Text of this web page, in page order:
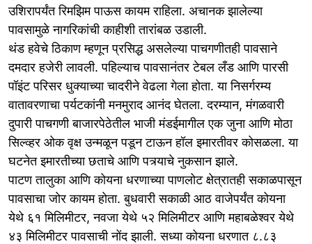
उशिरापर्यंत रिमझिम पाऊस कायम राहिला. अचानक झालेल्या
पावसामुळे नागरिकांची काहीशी तारांबळ उडाली.
थंड हवेचे ठिकाण म्हणून प्रसिद्ध असलेल्या पाचगणीतही पावसाने
दमदार हजेरी लावली. पहिल्याच पावसानंतर टेबल लँड आणि पारसी
पॉइंट परिसर धुक्याच्या चादरीने वेढला गेला होता. या निसर्गरम्य
वातावरणाचा पर्यटकांनी मनमुराद आनंद घेतला. दरम्यान, मंगळवारी
दुपारी पाचगणी बाजारपेठेतील भाजी मंडईमागील एक जुना आणि मोठा
सिल्व्हर ओक वृक्ष उन्मळून पडून टाऊन हॉल इमारतीवर कोसळला. या
घटनेत इमारतीच्या छताचे आणि पत्र्याचे नुकसान झाले.
पाटण तालुका आणि कोयना धरणाच्या पाणलोट क्षेत्रातही सकाळपासून
पावसाचा जोर कायम होता. बुधवारी सकाळी आठ वाजेपर्यंत कोयना
येथे ६१ मिलिमीटर, नवजा येथे ५२ मिलिमीटर आणि महाबळेश्वर येथे
४३ मिलिमीटर पावसाची नोंद झाली. सध्या कोयना धरणात ८.८३